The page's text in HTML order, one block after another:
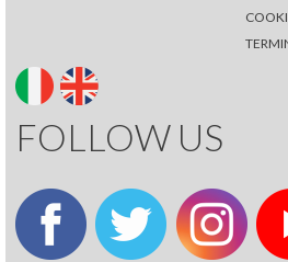
FOLLOW US